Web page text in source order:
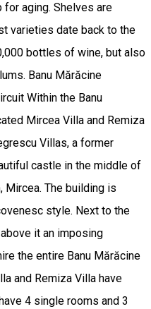
aging. Shelves are
varieties date back to the
bottles of wine, but also
Banu Mărăcine
Within the Banu
Mircea Villa and Remiza
Villas, a former
castle in the middle of
Mircea. The building is
style. Next to the
it an imposing
the entire Banu Mărăcine
and Remiza Villa have
4 single rooms and 3